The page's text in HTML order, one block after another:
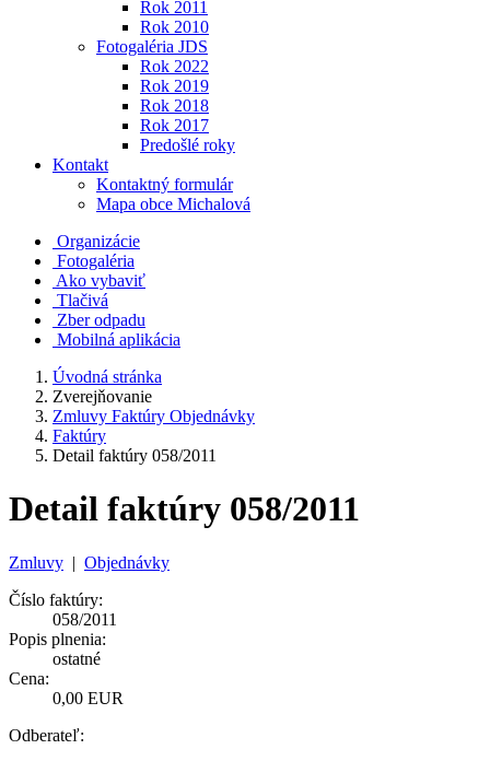
Rok 2011
Rok 2010
Fotogaléria JDS
Rok 2022
Rok 2019
Rok 2018
Rok 2017
Predošlé roky
Kontakt
Kontaktný formulár
Mapa obce Michalová
Organizácie
Fotogaléria
Ako vybaviť
Tlačivá
Zber odpadu
Mobilná aplikácia
Úvodná stránka
Zverejňovanie
Zmluvy Faktúry Objednávky
Faktúry
Detail faktúry 058/2011
Detail faktúry 058/2011
Zmluvy | Objednávky
Číslo faktúry:
058/2011
Popis plnenia:
ostatné
Cena:
0,00 EUR
Odberateľ: